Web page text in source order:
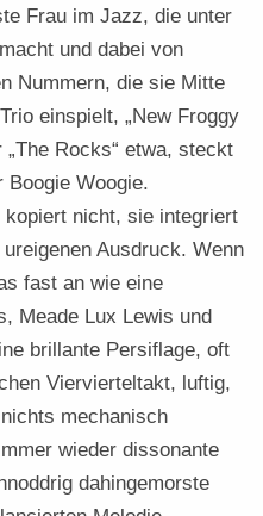
Frau im Jazz, die unter
und dabei von
Nummern, die sie Mitte
einspielt, „New Froggy
„The Rocks“ etwa, steckt
Boogie Woogie.
nicht, sie integriert
Ausdruck. Wenn
fast an wie eine
Meade Lux Lewis und
brillante Persiflage, oft
Viervierteltakt, luftig,
mechanisch
wieder dissonante
dahingemorste